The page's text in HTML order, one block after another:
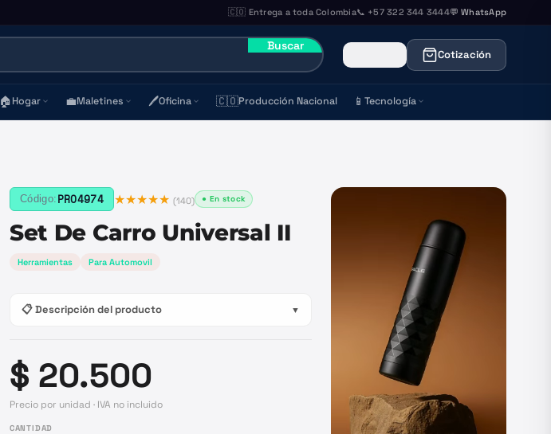
🇨🇴 Entrega a toda Colombia📞 +57 322 344 3444💬 WhatsApp
Buscar
Cotización
🏠Hogar 💼Maletines 🖊️Oficina 🇨🇴Producción Nacional 📱 Tecnología
Código: PRO4974 ★★★★★ (140) ● En stock
Set De Carro Universal II
Herramientas Para Automovil
📋 Descripción del producto ▼
$ 20.500
Precio por unidad · IVA no incluido
CANTIDAD